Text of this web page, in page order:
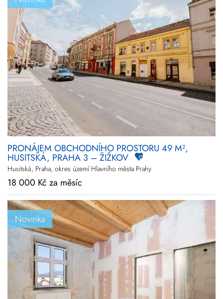
PRONÁJEM OBCHODNÍHO PROSTORU 49 M²,
HUSITSKÁ, PRAHA 3 – ŽIŽKOV
Husitská, Praha, okres území Hlavního města Prahy
18 000 Kč za měsíc
Novinka
Ostatní Developerské
projekty
Novinky Zlevněné
Pronájem
Kraj Vyberte kraje
Upřesnit
lokalitu
Cena
+rozšířené hledání